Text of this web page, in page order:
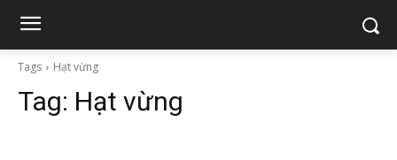
Tags Hạt vừng
Tag: Hạt vừng